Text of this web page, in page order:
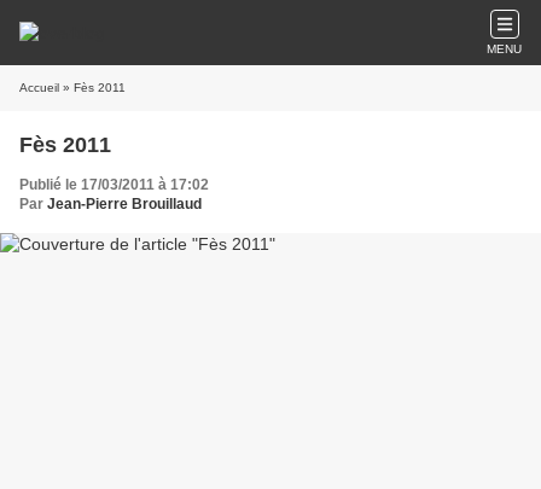
MENU
Accueil » Fès 2011
Fès 2011
Publié le 17/03/2011 à 17:02
Par Jean-Pierre Brouillaud